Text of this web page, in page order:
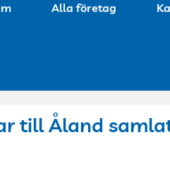
Alla företag
till Åland